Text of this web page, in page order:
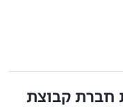
חברת קבוצת